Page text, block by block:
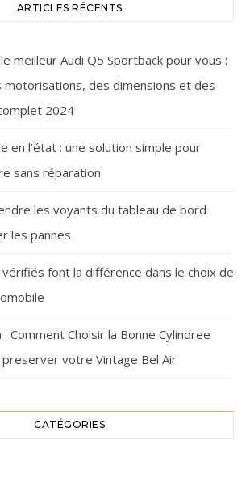
ARTICLES RÉCENTS
meilleur Audi Q5 Sportback pour vous :
motorisations, des dimensions et des
2024
en l’état : une solution simple pour
sans réparation
les voyants du tableau de bord
les pannes
font la différence dans le choix de
Comment Choisir la Bonne Cylindree
votre Vintage Bel Air
CATÉGORIES